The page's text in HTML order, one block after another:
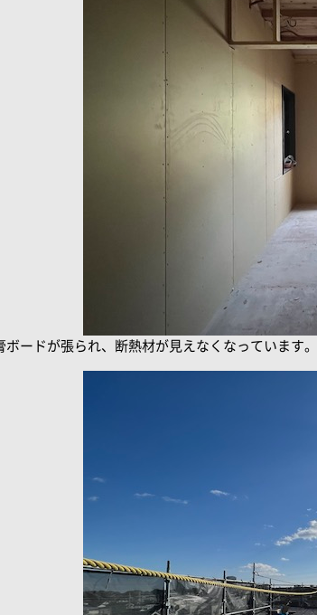
ボードが張られ、断熱材が見えなくなっています。